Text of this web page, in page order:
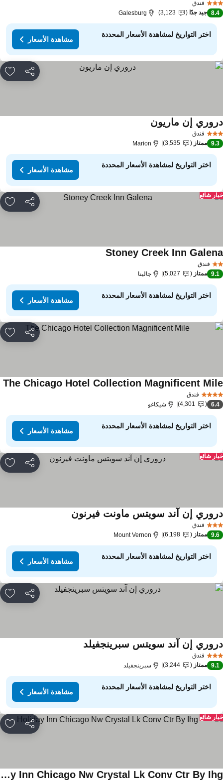
فندق
8.4 جيد جدًا 3,123
Galesburg
اختر التواريخ لمشاهدة الأسعار المحددة
مشاهدة الأسعار
مشاركة
فندق
إن ماريون
9.3 ممتاز 3,535
Marion
اختر التواريخ لمشاهدة الأسعار المحددة
مشاهدة الأسعار
مشاركة
شائع
فندق
Stoney Creek Inn
9.1 ممتاز 5,027 جالينا
اختر التواريخ لمشاهدة الأسعار المحددة
مشاهدة الأسعار
مشاركة
فندق
The Chicago Hotel Collection Magnificent
6.4
4,301 شيكاغو
اختر التواريخ لمشاهدة الأسعار المحددة
مشاهدة الأسعار
مشاركة
شائع
فندق
إن آند سويتس ماونت فيرنون
9.6 ممتاز 6,198
Mount Vernon
اختر التواريخ لمشاهدة الأسعار المحددة
مشاهدة الأسعار
مشاركة
فندق
إن آند سويتس سبرينجفيلد
9.1 ممتاز 3,244 سبرينجفيلد
اختر التواريخ لمشاهدة الأسعار المحددة
مشاهدة الأسعار
مشاركة
شائع
Holiday Inn Chicago Nw Crystal Lk Conv Ctr By Ihg